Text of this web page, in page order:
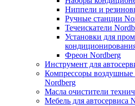
Ниппели и
Ручные станции
Течеискатели
Установки для
Фреон Nordberg
Инструмент для
Компрессоры
Nordberg
Масла очистители
Мебель для автосервиса